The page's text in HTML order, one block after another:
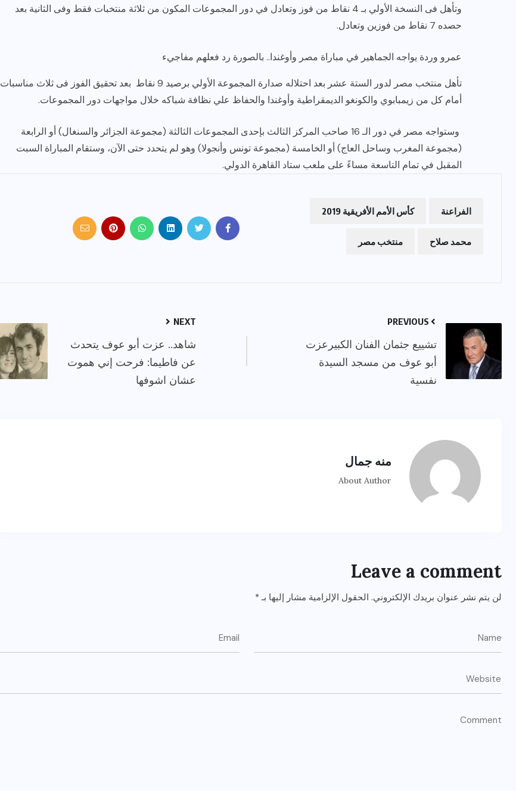
وتأهل فى النسخة الأولي بـ 4 نقاط من فوز وتعادل في دور المجموعات المكون من ثلاثة منتخبات فقط وفى الثانية بعد
حصده 7 نقاط من فوزين وتعادل.
عمرو وردة يواجه الجماهير في مباراة مصر وأوغندا.. بالصورة رد فعلهم مفاجيء
تأهل منتخب مصر لدور الستة عشر بعد احتلاله صدارة المجموعة الأولي برصيد 9 نقاط بعد تحقيق الفوز فى ثلاث مناسبات
أمام كل من زيمبابوي والكونغو الديمقراطية وأوغندا والحفاظ علي نظافة شباكه خلال مواجهات دور المجموعات.
وستواجه مصر في دور الـ 16 صاحب المركز الثالث بإحدى المجموعات الثالثة (مجموعة الجزائر والسنغال) أو الرابعة
(مجموعة المغرب وساحل العاج) أو الخامسة (مجموعة تونس وأنجولا) وهو لم يتحدد حتى الآن، وستقام المباراة السبت
المقبل في تمام التاسعة مساءً على ملعب ستاد القاهرة الدولي.
الفراعنة كأس الأمم الأفريقية 2019
محمد صلاح منتخب مصر
تشييع جثمان الفنان الكبيرعزت
أبو عوف من مسجد السيدة
نفسية
NEXT
شاهد.. عزت أبو عوف يتحدث
عن فاطيما: فرحت إني هموت
عشان اشوفها
منه جمال
About Author
Leave a comment
لن يتم نشر عنوان بريدك الإلكتروني. الحقول الإلزامية مشار إليها بـ *